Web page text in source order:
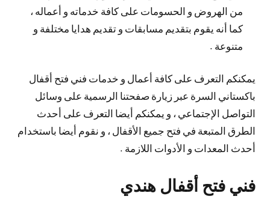
من الهروض و الحسومات على كافة خدماته و أعماله ،
كما أنه يقوم بتقديم مسابقات و تقديم هدايا مختلفة و
متنوعة .
يمكنكم التعرف على كافة أعمال و خدمات فني فتح أقفال
باكستاني السرة عبر زيارة صفحتنا الرسمية على وسائل
التواصل الإجتماعي ، و يمكنكم أيضا التعرف على أحدث
الطرق المتبعة في فتح جميع الأقفال ، و نقوم أيضا باستخدام
أحدث المعدات و الأدوات اللازمة .
فني فتح أقفال هندي